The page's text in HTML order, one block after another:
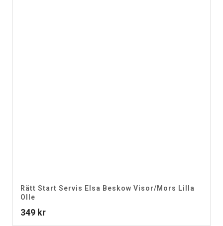
Rätt Start Servis Elsa Beskow Visor/Mors Lilla
Olle
349 kr